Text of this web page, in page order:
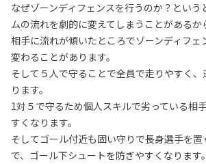
なぜゾーンディフェンスを行うのか？という
ムの流れを劇的に変えてしまうことがあるか
相手に流れが傾いたところでゾーンディフェ
変わることがあります。
そして５人で守ることで全員で走りやすく
ります。
1対５で守るため個人スキルで劣っている相
すくなります。
そしてゴール付近も固い守りで長身選手を置
で、ゴール下シュートを防ぎやすくなります。